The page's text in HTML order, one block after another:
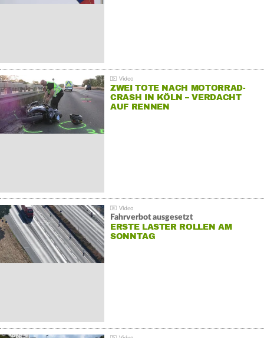
ZWEI TOTE NACH MOTORRAD-
CRASH IN KÖLN – VERDACHT
AUF RENNEN
Fahrverbot ausgesetzt
ERSTE LASTER ROLLEN AM
SONNTAG